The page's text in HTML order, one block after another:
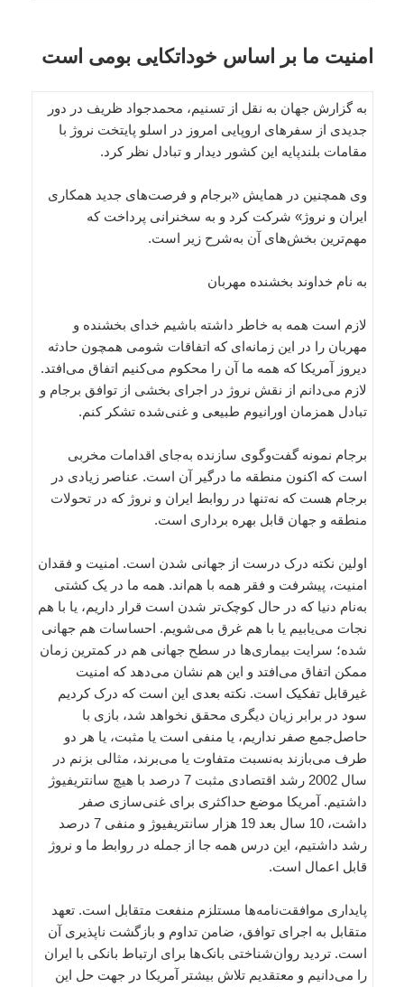
امنیت ما بر اساس خوداتکایی بومی است
به گزارش جهان به نقل از تسنیم، محمدجواد ظریف در دور
جدیدی از سفرهای اروپایی امروز در اسلو پایتخت نروژ با
مقامات بلندپایه این کشور دیدار و تبادل نظر کرد.
وی همچنین در همایش «برجام و فرصت‌های جدید همکاری
ایران و نروژ» شرکت کرد و به سخنرانی پرداخت که
مهم‌ترین بخش‌های آن به‌شرح زیر است.
به نام خداوند بخشنده مهربان
لازم است همه به خاطر داشته باشیم خدای بخشنده و
مهربان را در این زمانه‌ای که اتفاقات شومی همچون حادثه
دیروز آمریکا که همه ما آن را محکوم می‌کنیم اتفاق می‌افتد.
لازم می‌دانم از نقش نروژ در اجرای بخشی از توافق برجام و
تبادل همزمان اورانیوم طبیعی و غنی‌شده تشکر کنم.
برجام نمونه گفت‌وگوی سازنده به‌جای اقدامات مخربی
است که اکنون منطقه ما درگیر آن است. عناصر زیادی در
برجام هست که نه‌تنها در روابط ایران و نروژ که در تحولات
منطقه و جهان قابل بهره برداری است.
اولین نکته درک درست از جهانی شدن است. امنیت و فقدان
امنیت، پیشرفت و فقر همه با هم‌اند. همه ما در یک کشتی
به‌نام دنیا که در حال کوچک‌تر شدن است قرار داریم، یا با هم
نجات می‌یابیم یا با هم غرق می‌شویم. احساسات هم جهانی
شده؛ سرایت بیماری‌ها در سطح جهانی هم در کمترین زمان
ممکن اتفاق می‌افتد و این هم نشان می‌دهد که امنیت
غیرقابل تفکیک است. نکته بعدی این است که درک کردیم
سود در برابر زیان دیگری محقق نخواهد شد، بازی با
حاصل‌جمع صفر نداریم، یا منفی است یا مثبت، یا هر دو
طرف می‌بازند به‌نسبت متفاوت یا می‌برند، مثالی بزنم در
سال 2002 رشد اقتصادی مثبت 7 درصد با هیچ سانتریفیوژ
داشتیم. آمریکا موضع حداکثری برای غنی‌سازی صفر
داشت، 10 سال بعد 19 هزار سانتریفیوژ و منفی 7 درصد
رشد داشتیم، این درس همه جا از جمله در روابط ما و نروژ
قابل اعمال است.
پایداری موافقت‌نامه‌ها مستلزم منفعت متقابل است. تعهد
متقابل به اجرای توافق، ضامن تداوم و بازگشت ناپذیری آن
است. تردید روان‌شناختی بانک‌ها برای ارتباط بانکی با ایران
را می‌دانیم و معتقدیم تلاش بیشتر آمریکا در جهت حل این